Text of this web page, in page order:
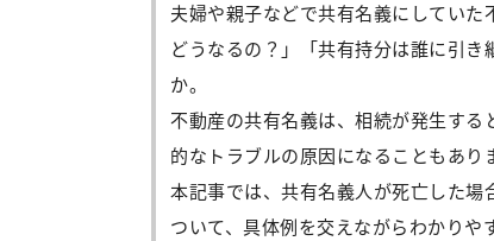
夫婦や親子などで共有名義にしてい
どうなるの？」「共有持分は誰に引
か。
不動産の共有名義は、相続が発生す
的なトラブルの原因になることもあり
本記事では、共有名義人が死亡した
ついて、具体例を交えながらわかりや